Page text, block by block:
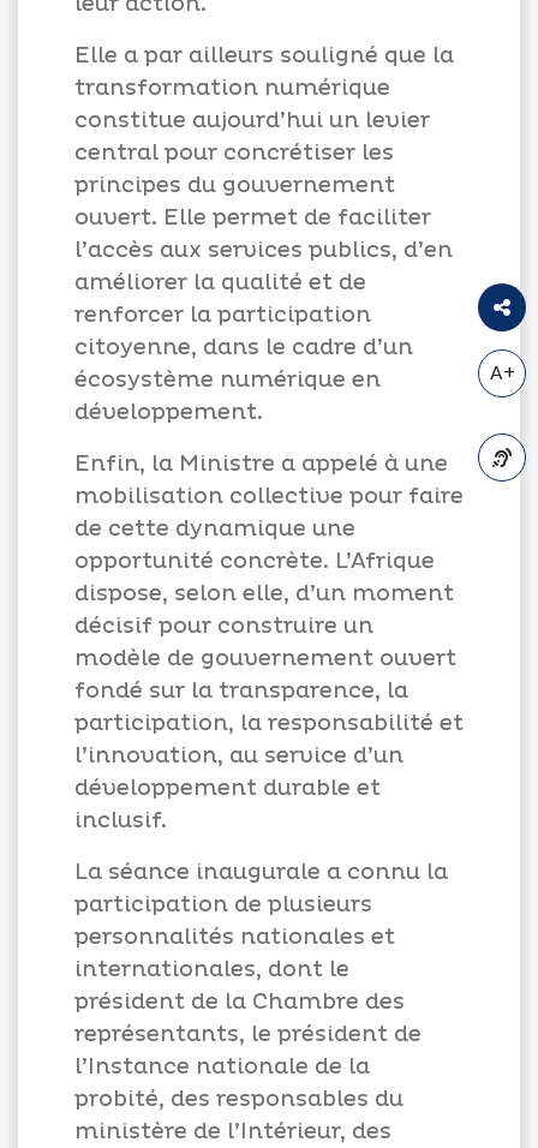
Elle a par ailleurs souligné que la
transformation numérique
constitue aujourd’hui un levier
central pour concrétiser les
principes du gouvernement
ouvert. Elle permet de faciliter
l’accès aux services publics, d’en
améliorer la qualité et de
renforcer la participation
citoyenne, dans le cadre d’un
écosystème numérique en
développement.
Enfin, la Ministre a appelé à une
mobilisation collective pour faire
de cette dynamique une
opportunité concrète. L’Afrique
dispose, selon elle, d’un moment
décisif pour construire un
modèle de gouvernement ouvert
fondé sur la transparence, la
participation, la responsabilité et
l’innovation, au service d’un
développement durable et
inclusif.
La séance inaugurale a connu la
participation de plusieurs
personnalités nationales et
internationales, dont le
président de la Chambre des
représentants, le président de
l’Instance nationale de la
probité, des responsables du
ministère de l’Intérieur, des
A+